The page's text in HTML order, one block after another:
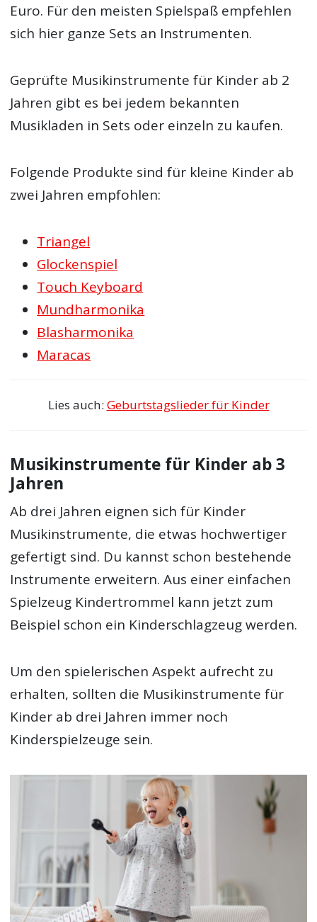
Euro. Für den meisten Spielspaß empfehlen
sich hier ganze Sets an Instrumenten.
Geprüfte Musikinstrumente für Kinder ab 2
Jahren gibt es bei jedem bekannten
Musikladen in Sets oder einzeln zu kaufen.
Folgende Produkte sind für kleine Kinder ab
zwei Jahren empfohlen:
Triangel
Glockenspiel
Touch Keyboard
Mundharmonika
Blasharmonika
Maracas
Lies auch: Geburtstagslieder für Kinder
Musikinstrumente für Kinder ab 3
Jahren
Ab drei Jahren eignen sich für Kinder
Musikinstrumente, die etwas hochwertiger
gefertigt sind. Du kannst schon bestehende
Instrumente erweitern. Aus einer einfachen
Spielzeug Kindertrommel kann jetzt zum
Beispiel schon ein Kinderschlagzeug werden.
Um den spielerischen Aspekt aufrecht zu
erhalten, sollten die Musikinstrumente für
Kinder ab drei Jahren immer noch
Kinderspielzeuge sein.